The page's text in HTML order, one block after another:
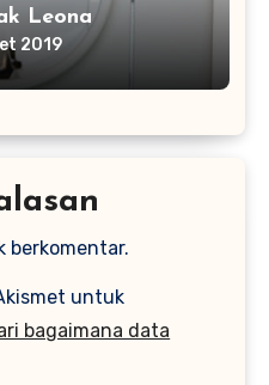
Leona
2019
berkomentar.
untuk
bagaimana data